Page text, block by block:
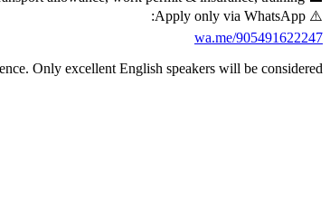
⚠️ Apply only via WhatsApp:
wa.me/905491622247
Only excellent English speakers will be considered